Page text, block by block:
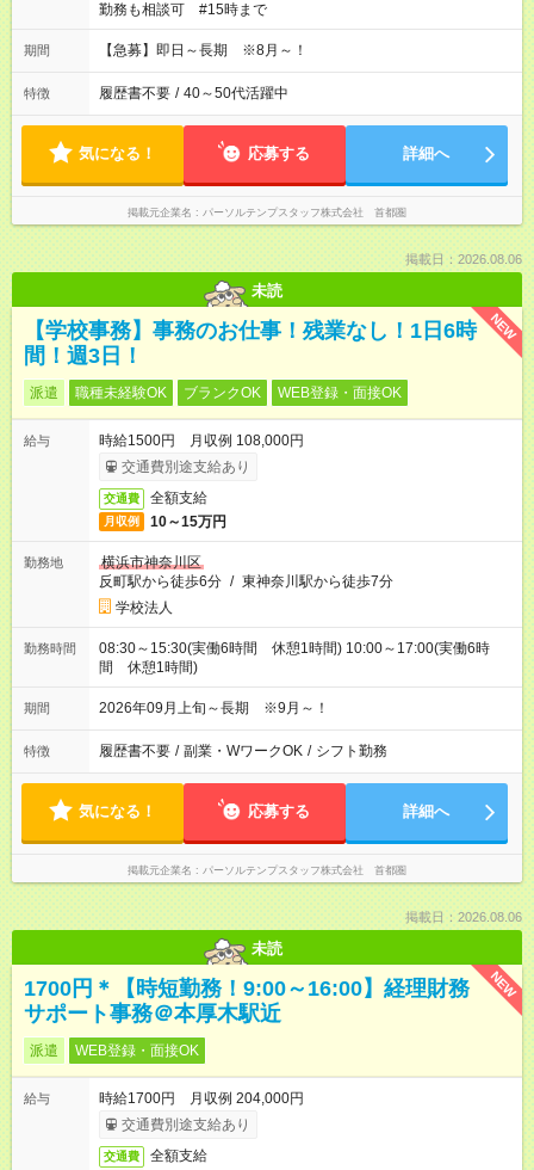
勤務も相談可 #15時まで
期間 【急募】即日～長期 ※8月～！
特徴 履歴書不要 / 40～50代活躍中
気になる！ 応募する 詳細へ
掲載元企業名 パーソルテンプスタッフ株式会社 首都圏
掲載日：2026.08.06
未読
NEW
【学校事務】事務のお仕事！残業なし！1日6時
間！週3日！
派遣 職種未経験OK ブランクOK WEB登録・面接OK
給与
時給1500円 月収例 108,000円
交通費別途支給あり
交通費 全額支給
月収例 10～15万円
勤務地
横浜市神奈川区
反町駅から徒歩6分 / 東神奈川駅から徒歩7分
学校法人
勤務時間
08:30～15:30(実働6時間 休憩1時間) 10:00～17:00(実働6時
間 休憩1時間)
期間 2026年09月上旬～長期 ※9月～！
特徴 履歴書不要 / 副業・WワークOK / シフト勤務
気になる！ 応募する 詳細へ
掲載元企業名 パーソルテンプスタッフ株式会社 首都圏
掲載日：2026.08.06
未読
NEW
1700円＊【時短勤務！9:00～16:00】経理財務
サポート事務＠本厚木駅近
派遣 WEB登録・面接OK
給与
時給1700円 月収例 204,000円
交通費別途支給あり
交通費 全額支給